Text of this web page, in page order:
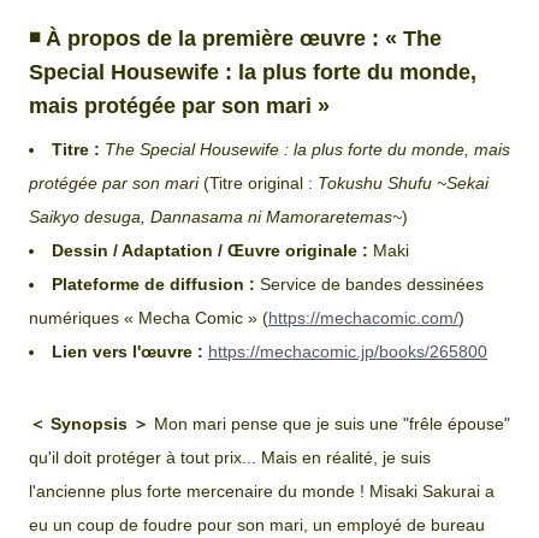
◾️ À propos de la première œuvre : « The
Special Housewife : la plus forte du monde,
mais protégée par son mari »
Titre : The Special Housewife : la plus forte du monde, mais
protégée par son mari(Titre original : Tokushu Shufu ~Sekai
Saikyo desuga, Dannasama ni Mamoraretemas~)
Dessin / Adaptation / Œuvre originale : Maki
Plateforme de diffusion : Service de bandes dessinées
numériques « Mecha Comic » (https://mechacomic.com/)
Lien vers l'œuvre : https://mechacomic.jp/books/265800
＜ Synopsis ＞ Mon mari pense que je suis une "frêle épouse"
qu'il doit protéger à tout prix... Mais en réalité, je suis
l'ancienne plus forte mercenaire du monde ! Misaki Sakurai a
eu un coup de foudre pour son mari, un employé de bureau